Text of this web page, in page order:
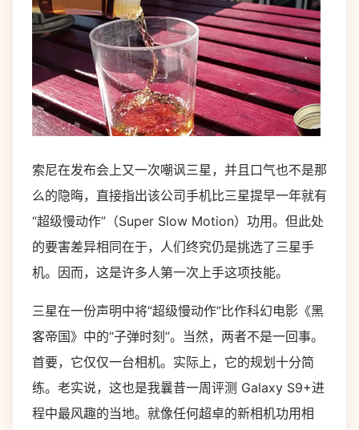
索尼在发布会上又一次嘲讽三星，并且口气也不是那
么的隐晦，直接指出该公司手机比三星提早一年就有
“超级慢动作”（Super Slow Motion）功用。但此处
的要害差异相同在于，人们终究仍是挑选了三星手
机。因而，这是许多人第一次上手这项技能。
三星在一份声明中将“超级慢动作”比作科幻电影《黑
客帝国》中的“子弹时刻”。当然，两者不是一回事。
首要，它仅仅一台相机。实际上，它的规划十分简
练。老实说，这也是我曩昔一周评测 Galaxy S9+进
程中最风趣的当地。就像任何超卓的新相机功用相